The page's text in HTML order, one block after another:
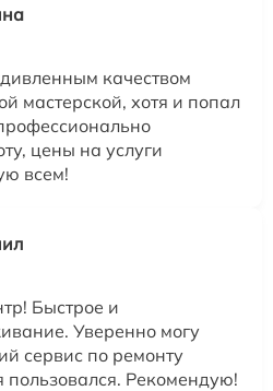
качеством
мастерской, хотя и попал
цены на услуги
всем!
Быстрое и
Уверенно могу
сервис по ремонту
пользовался. Рекомендую!